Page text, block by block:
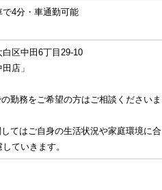
4分・車通勤可能
区中田6丁目29-10
店」
勤務をご希望の方はご相談くださいま
てはご自身の生活状況や家庭環境に合
ていきます。